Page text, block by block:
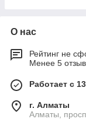
О нас
Рейтинг не
Менее 5
Работает с
г. Алматы
Алматы,